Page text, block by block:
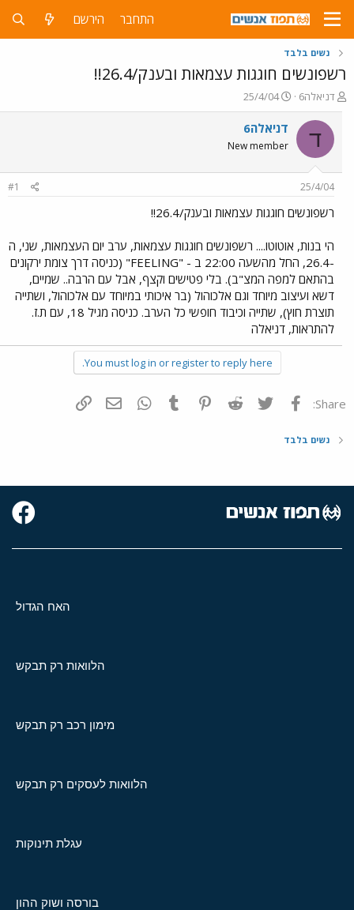
התחבר הירשם
נשים בלבד
רשפונשים חוגגות עצמאות ובענק/26.4!!
פ
ו
ת
ח
ה
ש
א
דניאלה6
פ
ו
ר
ס
ם
ר
25/4/04
ד דניאלה6
New member
25/4/04
#1
רשפונשים חוגגות עצמאות ובענק/26.4!!
הי בנות, אוטוטו.... רשפונשים חוגגות עצמאות, ערב יום העצמאות, שני, ה
-26.4, החל מהשעה 22:00 ב - "FEELING" (כניסה דרך צומת ירקונים
בהתאם למפה המצ"ב). בלי פטישים וקצף, אבל עם הרבה.. שמיים,
דשא ועיצוב מיוחד וגם אלכוהול (בר איכותי במיוחד עם אלכוהול, ושתייה
תוצרת חוץ), שתייה וכיבוד חופשי כל הערב. כניסה מגיל 18, עם ת.ז.
להתראות, דניאלה
You must log in or register to reply here.
Share: פייסבוק Twitter
Reddit
Pinterest
Tumblr
WhatsAppדואר אלקטרוני
נשים בלבד
האח הגדול
הלוואות רק תבקש
מימון רכב רק תבקש
הלוואות לעסקים רק תבקש
עגלת תינוקות
בורסה ושוק ההון